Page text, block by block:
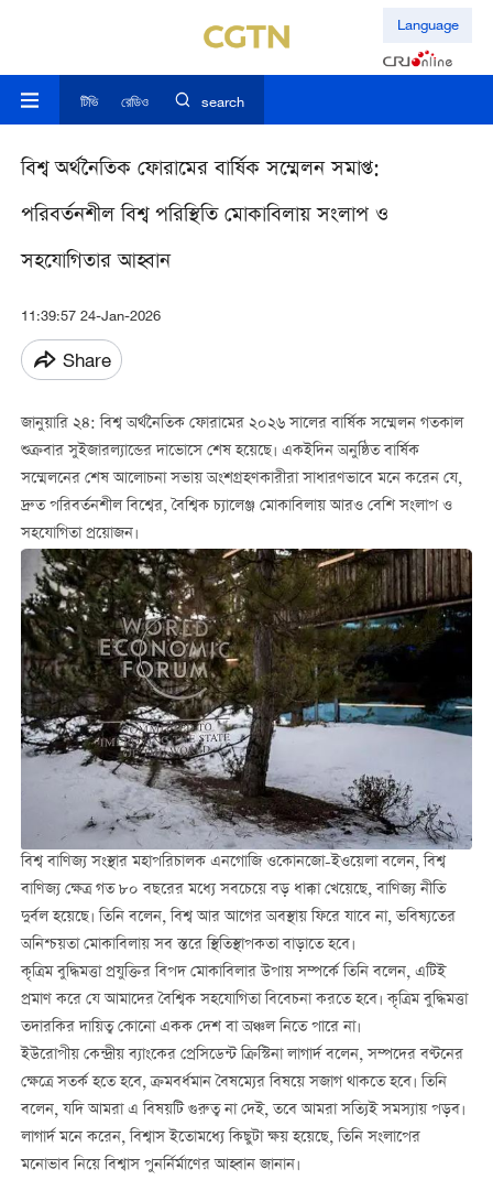
Language
টিভি রেডিও search
বিশ্ব অর্থনৈতিক ফোরামের বার্ষিক সম্মেলন সমাপ্ত:
পরিবর্তনশীল বিশ্ব পরিস্থিতি মোকাবিলায় সংলাপ ও
সহযোগিতার আহ্বান
11:39:57 24-Jan-2026
Share
জানুয়ারি ২৪: বিশ্ব অর্থনৈতিক ফোরামের ২০২৬ সালের বার্ষিক সম্মেলন গতকাল
শুক্রবার সুইজারল্যান্ডের দাভোসে শেষ হয়েছে। একইদিন অনুষ্ঠিত বার্ষিক
সম্মেলনের শেষ আলোচনা সভায় অংশগ্রহণকারীরা সাধারণভাবে মনে করেন যে,
দ্রুত পরিবর্তনশীল বিশ্বের, বৈশ্বিক চ্যালেঞ্জ মোকাবিলায় আরও বেশি সংলাপ ও
সহযোগিতা প্রয়োজন।
বিশ্ব বাণিজ্য সংস্থার মহাপরিচালক এনগোজি ওকোনজো-ইওয়েলা বলেন, বিশ্ব
বাণিজ্য ক্ষেত্র গত ৮০ বছরের মধ্যে সবচেয়ে বড় ধাক্কা খেয়েছে, বাণিজ্য নীতি
দুর্বল হয়েছে। তিনি বলেন, বিশ্ব আর আগের অবস্থায় ফিরে যাবে না, ভবিষ্যতের
অনিশ্চয়তা মোকাবিলায় সব স্তরে স্থিতিস্থাপকতা বাড়াতে হবে।
কৃত্রিম বুদ্ধিমত্তা প্রযুক্তির বিপদ মোকাবিলার উপায় সম্পর্কে তিনি বলেন, এটিই
প্রমাণ করে যে আমাদের বৈশ্বিক সহযোগিতা বিবেচনা করতে হবে। কৃত্রিম বুদ্ধিমত্তা
তদারকির দায়িত্ব কোনো একক দেশ বা অঞ্চল নিতে পারে না।
ইউরোপীয় কেন্দ্রীয় ব্যাংকের প্রেসিডেন্ট ক্রিস্টিনা লাগার্দ বলেন, সম্পদের বণ্টনের
ক্ষেত্রে সতর্ক হতে হবে, ক্রমবর্ধমান বৈষম্যের বিষয়ে সজাগ থাকতে হবে। তিনি
বলেন, যদি আমরা এ বিষয়টি গুরুত্ব না দেই, তবে আমরা সত্যিই সমস্যায় পড়ব।
লাগার্দ মনে করেন, বিশ্বাস ইতোমধ্যে কিছুটা ক্ষয় হয়েছে, তিনি সংলাপের
মনোভাব নিয়ে বিশ্বাস পুনর্নির্মাণের আহ্বান জানান।